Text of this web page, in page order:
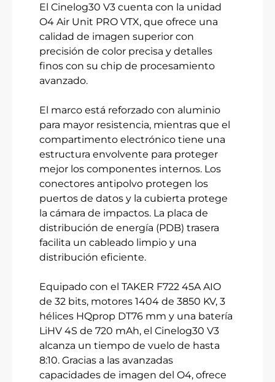
El Cinelog30 V3 cuenta con la unidad
O4 Air Unit PRO VTX, que ofrece una
calidad de imagen superior con
precisión de color precisa y detalles
finos con su chip de procesamiento
avanzado.
El marco está reforzado con aluminio
para mayor resistencia, mientras que el
compartimento electrónico tiene una
estructura envolvente para proteger
mejor los componentes internos. Los
conectores antipolvo protegen los
puertos de datos y la cubierta protege
la cámara de impactos. La placa de
distribución de energía (PDB) trasera
facilita un cableado limpio y una
distribución eficiente.
Equipado con el TAKER F722 45A AIO
de 32 bits, motores 1404 de 3850 KV, 3
hélices HQprop DT76 mm y una batería
LiHV 4S de 720 mAh, el Cinelog30 V3
alcanza un tiempo de vuelo de hasta
8:10. Gracias a las avanzadas
capacidades de imagen del O4, ofrece